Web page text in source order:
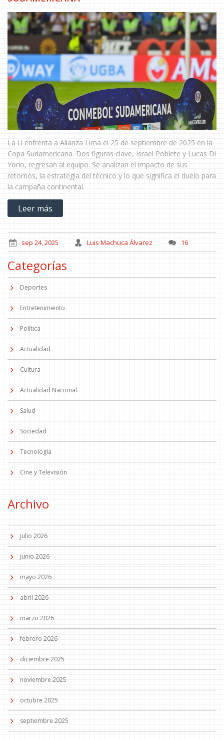
La U enfrenta a Alianza Lima el 25 de septiembre de 2025 en la
Copa Sudamericana. Dos figuras clave, Israel Poblete y Lucas Di
Yorio, regresan al equipo. Se analizan el impacto de sus
retornos, la estrategia del técnico y lo que significa el duelo para
la campaña continental.
Leer más
sep 24, 2025 Luis Machuca Álvarez 16
Categorías
Deportes
Entretenimiento
Política
Actualidad
Cultura
Actualidad Nacional
Salud
Sociedad
Tecnología
Cine y Televisión
Archivo
julio 2026
junio 2026
mayo 2026
abril 2026
marzo 2026
febrero 2026
diciembre 2025
noviembre 2025
octubre 2025
septiembre 2025